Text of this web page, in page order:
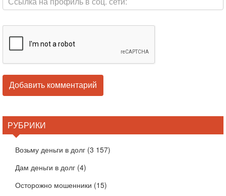
РУБРИКИ
Возьму деньги в долг (3 157)
Дам деньги в долг (4)
Осторожно мошенники (15)